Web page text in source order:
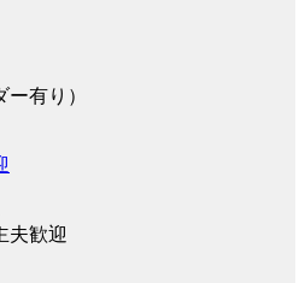
有り）
夫歓迎